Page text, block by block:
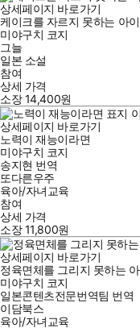
상세페이지 바로가기
케이크를 자르지 못하는 아
미야구치 코지
그늘
일본 소설
참여
상세 가격
소장14,400원
상세페이지 바로가기
노력이 재능이라면
미야구치 코지
송지현 번역
또다른우주
육아/자녀교육
참여
상세 가격
소장11,800원
상세페이지 바로가기
정육면체를 그리지 못하는
미야구치 코지
일본콘텐츠전문번역팀 번역
이담북스
육아/자녀교육